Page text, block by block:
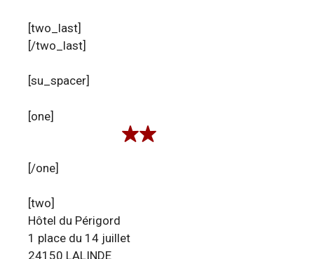
[two_last]
[/two_last]
[su_spacer]
[one]
[/one]
[two]
Hôtel du Périgord
1 place du 14 juillet
24150 LALINDE